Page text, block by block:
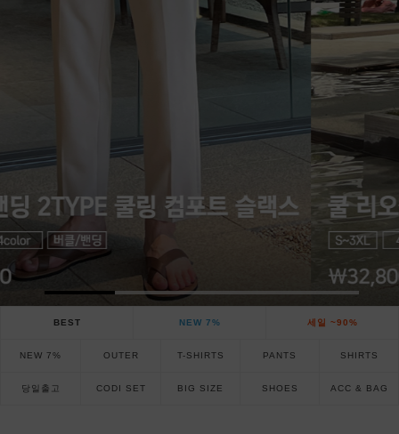
BEST NEW 7% 세일 ~90%
NEW 7% OUTER T-SHIRTS PANTS SHIRTS
당일출고 CODI SET BIG SIZE SHOES ACC & BAG